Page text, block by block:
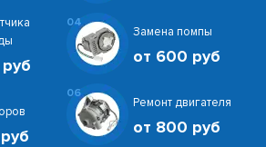
04
Замена помпы
от 600 руб
06
Ремонт двигателя
от 800 руб